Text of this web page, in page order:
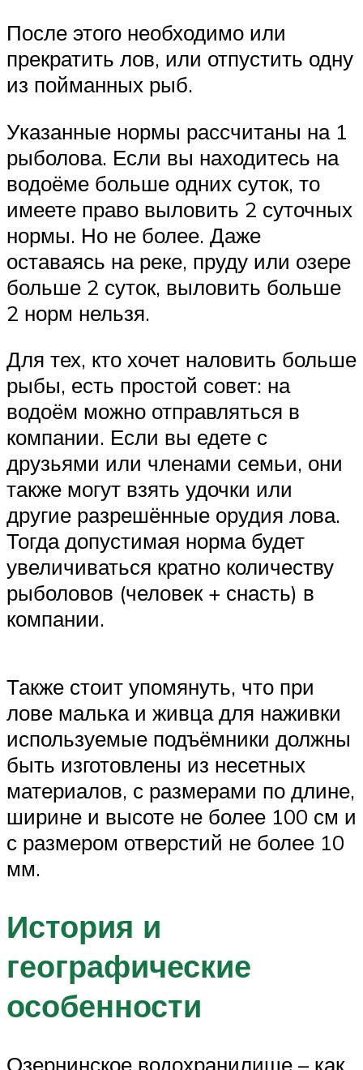
После этого необходимо или
прекратить лов, или отпустить одну
из пойманных рыб.
Указанные нормы рассчитаны на 1
рыболова. Если вы находитесь на
водоёме больше одних суток, то
имеете право выловить 2 суточных
нормы. Но не более. Даже
оставаясь на реке, пруду или озере
больше 2 суток, выловить больше
2 норм нельзя.
Для тех, кто хочет наловить больше
рыбы, есть простой совет: на
водоём можно отправляться в
компании. Если вы едете с
друзьями или членами семьи, они
также могут взять удочки или
другие разрешённые орудия лова.
Тогда допустимая норма будет
увеличиваться кратно количеству
рыболовов (человек + снасть) в
компании.
Также стоит упомянуть, что при
лове малька и живца для наживки
используемые подъёмники должны
быть изготовлены из несетных
материалов, с размерами по длине,
ширине и высоте не более 100 см и
с размером отверстий не более 10
мм.
История и
географические
особенности
Озернинское водохранилище – как